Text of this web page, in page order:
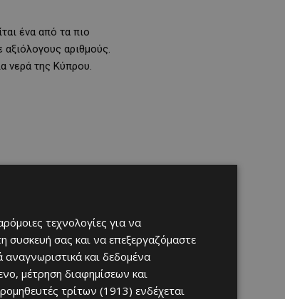
ένα από τα πιο
αριθμούς.
νερά της Κύπρου.
και σε βάθη που
τεχνολογίες για να
συσκευή σας και να επεξεργαζόμαστε
και δεδομένα
μέτρηση διαφημίσεων και
τρίτων (1913) ενδέχεται